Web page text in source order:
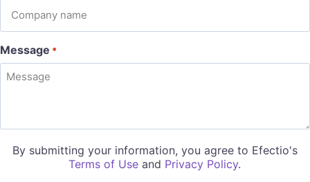
Message *
By submitting your information, you agree to Efectio's
Terms of Use and Privacy Policy.